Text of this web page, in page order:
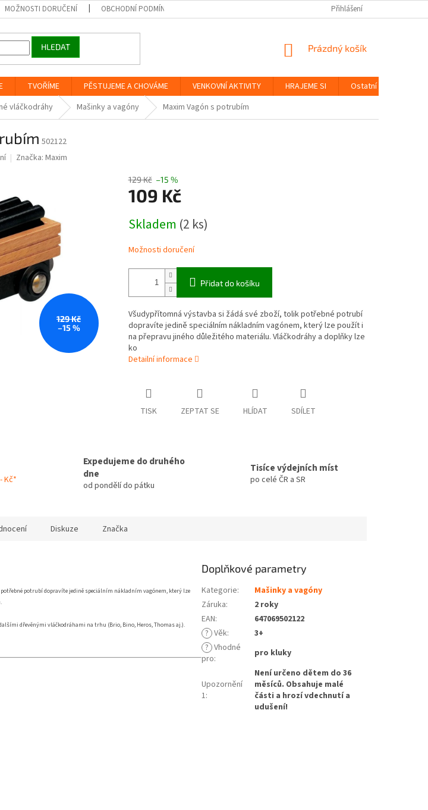
MOŽNOSTI DORUČENÍ OBCHODNÍ PODMÍNKY ZÁSADY OCHRANY
Přihlášení
HLEDAT
NÁKUPNÍ
Prázdný košík
TVOŘÍME PĚSTUJEME A CHOVÁME VENKOVNÍ AKTIVITY HRAJEME SI Ostatní
vláčkodráhy Mašinky a vagóny Maxim Vagón s potrubím
502122
Značka: Maxim
129 Kč
–15 %
129 Kč –15 %
109 Kč
cena:
Skladem (2 ks)
Možnosti doručení
Přidat do košíku
Všudypřítomná výstavba si žádá své zboží, tolik potřebné potrubí
dopravíte jedině speciálním nákladním vagónem, který lze použít i
na přepravu jiného důležitého materiálu. Vláčkodráhy a doplňky lze
ko
Detailní informace
TISK ZEPTAT SE HLÍDAT SDÍLET
Kč*
Expedujeme do druhého
dne
od pondělí do pátku
Tisíce výdejních míst
po celé ČR a SR
Diskuze Značka
potrubí dopravíte jedině speciálním nákladním vagónem, který lze
dřevěnými vláčkodráhami na trhu (Brio, Bino, Heros, Thomas aj.).
Doplňkové parametry
Kategorie:
Mašinky a vagóny
Záruka:
2 roky
EAN:
647069502122
? Věk:
3+
? Vhodné
pro: pro kluky
Upozornění
1:
Není určeno dětem do 36
měsíců. Obsahuje malé
části a hrozí vdechnutí a
udušení!